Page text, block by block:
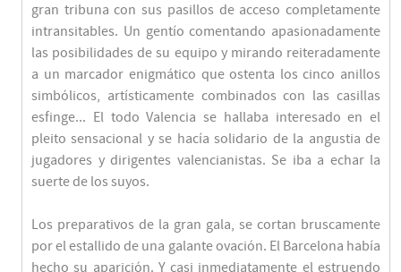
gran tribuna con sus pasillos de acceso completamente
intransitables. Un gentío comentando apasionadamente
las posibilidades de su equipo y mirando reiteradamente
a un marcador enigmático que ostenta los cinco anillos
simbólicos, artísticamente combinados con las casillas
esfinge... El todo Valencia se hallaba interesado en el
pleito sensacional y se hacía solidario de la angustia de
jugadores y dirigentes valencianistas. Se iba a echar la
suerte de los suyos.
Los preparativos de la gran gala, se cortan bruscamente
por el estallido de una galante ovación. El Barcelona había
hecho su aparición. Y casi inmediatamente el estruendo